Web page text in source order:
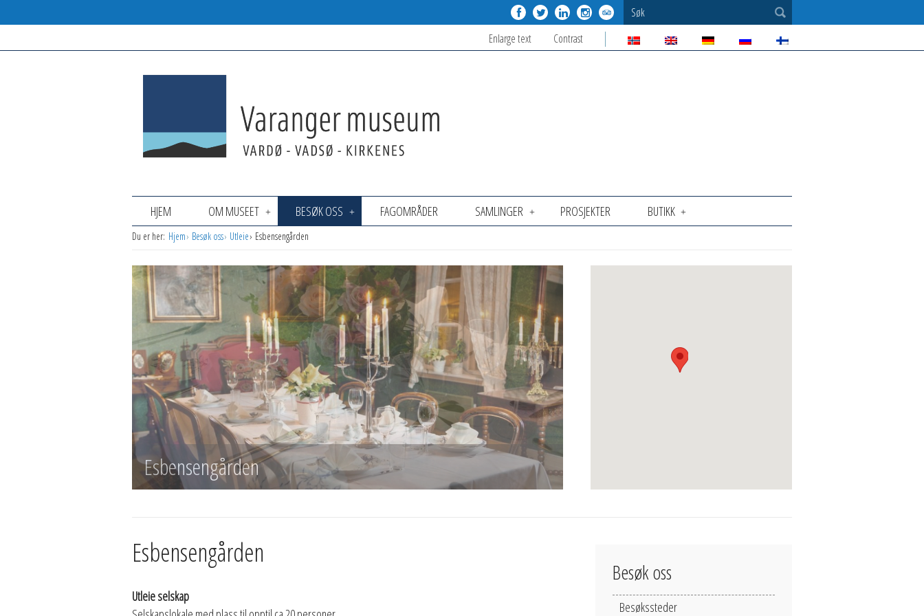
Enlarge text Contrast
HJEM OM MUSEET BESØK OSS FAGOMRÅDER SAMLINGER PROSJEKTER BUTIKK
Søk
Du er her: Hjem Besøk oss Utleie Esbensengården
Esbensengården
Esbensengården
Utleie selskap
Besøk oss
Besøkssteder